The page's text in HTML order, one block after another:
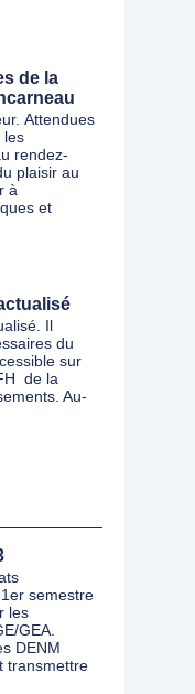
de la
Attendues
les
rendez-
plaisir au
à
et
Il
du
sur
de la
Au-
semestre
les
GEA.
DENM
transmettre